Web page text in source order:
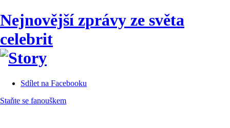
Nejnovější zprávy ze světa
celebrit
Sdílet na Facebooku
Staňte se fanouškem